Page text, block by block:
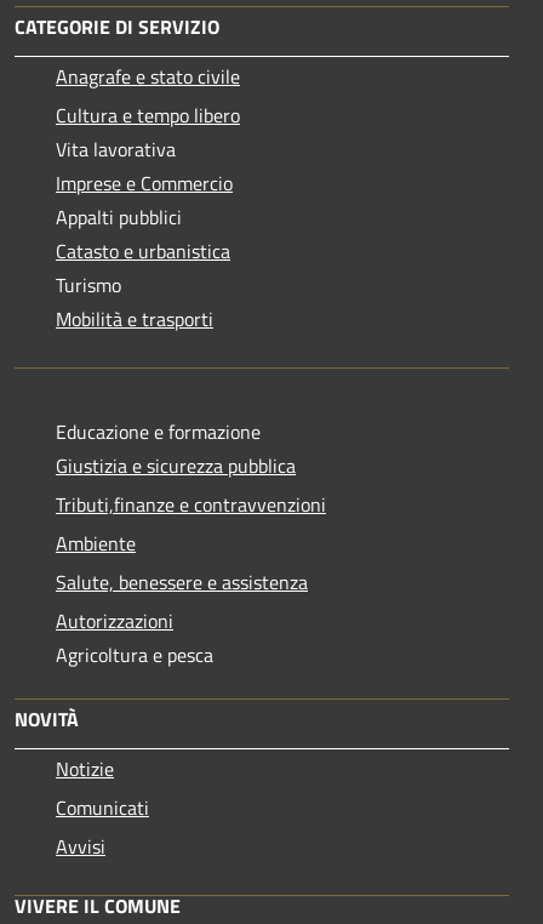
CATEGORIE DI SERVIZIO
Anagrafe e stato civile
Cultura e tempo libero
Vita lavorativa
Imprese e Commercio
Appalti pubblici
Catasto e urbanistica
Turismo
Mobilità e trasporti
Educazione e formazione
Giustizia e sicurezza pubblica
Tributi,finanze e contravvenzioni
Ambiente
Salute, benessere e assistenza
Autorizzazioni
Agricoltura e pesca
NOVITÀ
Notizie
Comunicati
Avvisi
VIVERE IL COMUNE